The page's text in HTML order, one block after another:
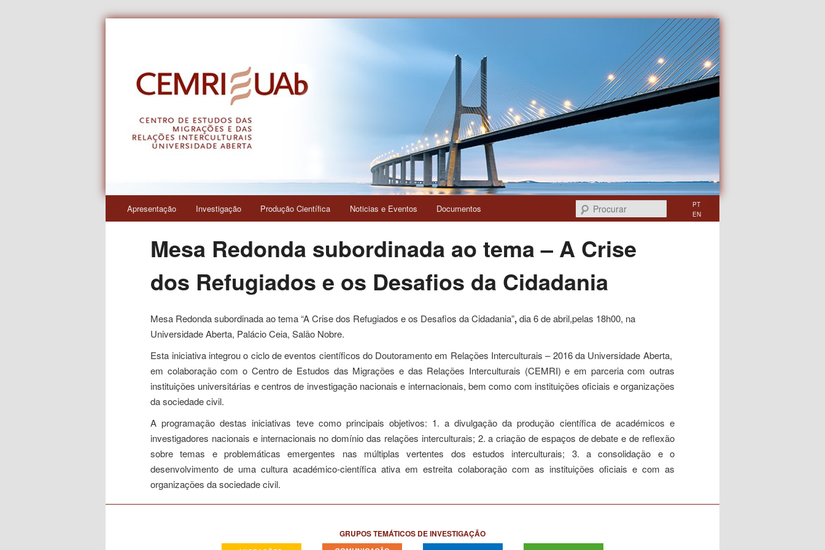
principal
Saltar
para
primário
Apresentação Investigação Produção Científica Noticias e Eventos Documentos Procurar
PT
EN
Mesa Redonda subordinada ao tema – A Crise
dos Refugiados e os Desafios da Cidadania
Mesa Redonda subordinada ao tema “A Crise dos Refugiados e os Desafios da Cidadania”,dia 6 de abril,pelas 18h00, na
Universidade Aberta, Palácio Ceia, Salão Nobre.
Esta iniciativa integrou o ciclo de eventos científicos do Doutoramento em Relações Interculturais – 2016 da Universidade Aberta,
em colaboração com o Centro de Estudos das Migrações e das Relações Interculturais (CEMRI) e em parceria com outras
instituições universitárias e centros de investigação nacionais e internacionais, bem como com instituições oficiais e organizações
da sociedade civil.
A programação destas iniciativas teve como principais objetivos: 1. a divulgação da produção científica de académicos e
investigadores nacionais e internacionais no domínio das relações interculturais; 2. a criação de espaços de debate e de reflexão
sobre temas e problemáticas emergentes nas múltiplas vertentes dos estudos interculturais; 3. a consolidação e o
desenvolvimento de uma cultura académico-científica ativa em estreita colaboração com as instituições oficiais e com as
organizações da sociedade civil.
GRUPOS TEMÁTICOS DE INVESTIGAÇÃO